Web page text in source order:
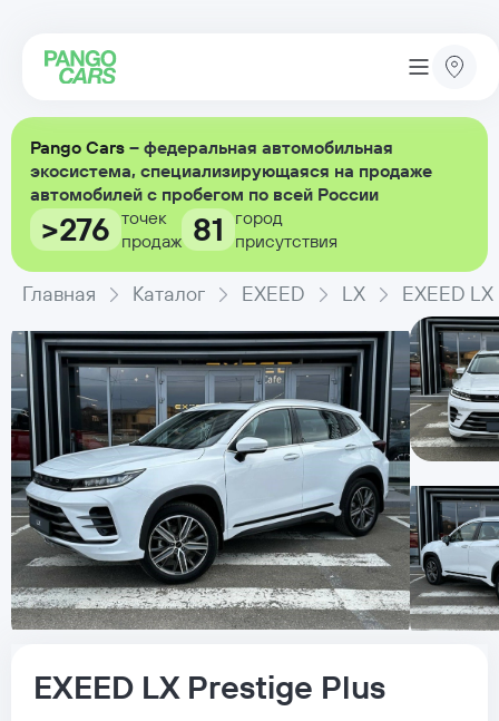
Pango Cars – федеральная автомобильная
экосистема, специализирующаяся на продаже
автомобилей с пробегом по всей России
>276 точек
продаж 81
город
присутствия
Главная Каталог EXEED LX EXEED
EXEED LX Prestige Plus